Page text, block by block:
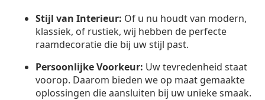
Stijl van Interieur: Of u nu houdt van modern,
klassiek, of rustiek, wij hebben de perfecte
raamdecoratie die bij uw stijl past.
Persoonlijke Voorkeur: Uw tevredenheid staat
voorop. Daarom bieden we op maat gemaakte
oplossingen die aansluiten bij uw unieke smaak.